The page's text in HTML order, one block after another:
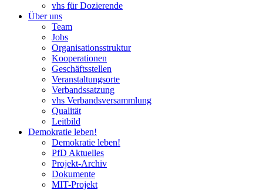
vhs für Dozierende
Über uns
Team
Jobs
Organisationsstruktur
Kooperationen
Geschäftsstellen
Veranstaltungsorte
Verbandssatzung
vhs Verbandsversammlung
Qualität
Leitbild
Demokratie leben!
Demokratie leben!
PfD Aktuelles
Projekt-Archiv
Dokumente
MIT-Projekt